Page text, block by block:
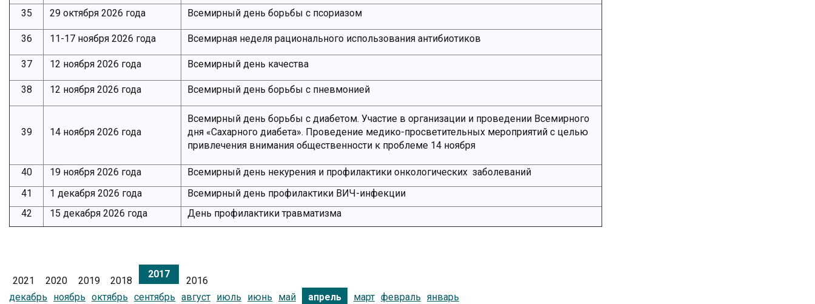
35 29 октября 2026 года Всемирный день борьбы с псориазом
36 11-17 ноября 2026 года Всемирная неделя рационального использования антибиотиков
37 12 ноября 2026 года Всемирный день качества
38 12 ноября 2026 года Всемирный день борьбы с пневмонией
39 14 ноября 2026 года
Всемирный день борьбы с диабетом. Участие в организации и проведении Всемирного
дня «Сахарного диабета». Проведение медико-просветительных мероприятий с целью
привлечения внимания общественности к проблеме 14 ноября
40 19 ноября 2026 года
Всемирный день некурения и профилактики онкологических заболеваний
41
1 декабря 2026 года
Всемирный день профилактики ВИЧ-инфекции
42
15 декабря 2026 года День профилактики травматизма
2021 2020 2019 2018
2017
2016
декабрь
ноябрь октябрь сентябрь август июль июнь май апрель март февраль январь